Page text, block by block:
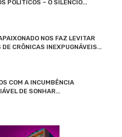
POLÍTICOS – O SILÊNCIO…
NOS FAZ LEVITAR
DE CRÔNICAS INEXPUGNÁVEIS…
COM A INCUMBÊNCIA
DE SONHAR…